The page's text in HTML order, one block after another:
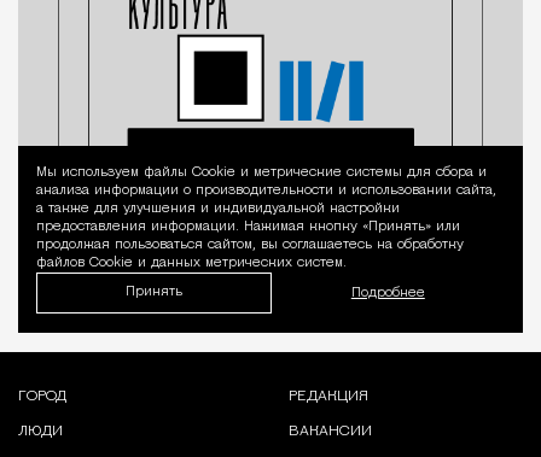
Уведомление
Мы используем файлы Сookie и метрические системы для сбора и
анализа информации о производительности и использовании сайта,
а также для улучшения и индивидуальной настройки
предоставления информации. Нажимая кнопку «Принять» или
продолжая пользоваться сайтом, вы соглашаетесь на обработку
файлов Cookie и данных метрических систем.
Принять Подробнее
ГОРОД
ЛЮДИ
РЕДАКЦИЯ
ВАКАНСИИ